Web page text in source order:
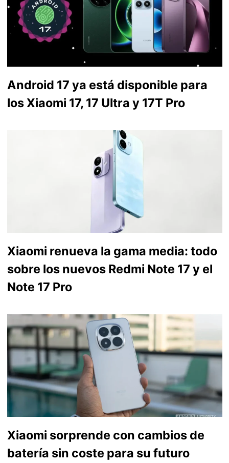
Android 17 ya está disponible para
los Xiaomi 17, 17 Ultra y 17T Pro
Xiaomi renueva la gama media: todo
sobre los nuevos Redmi Note 17 y el
Note 17 Pro
Xiaomi sorprende con cambios de
batería sin coste para su futuro